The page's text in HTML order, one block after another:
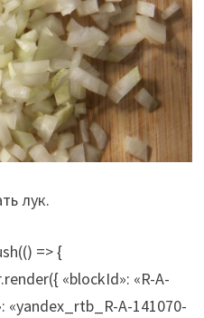
лук.
=> {
«blockId»: «R-A-
«yandex_rtb_R-A-141070-